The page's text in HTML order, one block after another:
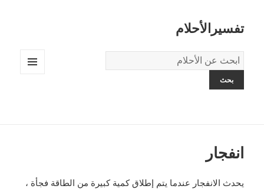
تفسيرالأحلام
قاموس
الاحلام:
انفجار
يحدث الانفجار عندما يتم إطلاق كمية كبيرة من الطاقة فجأة ،